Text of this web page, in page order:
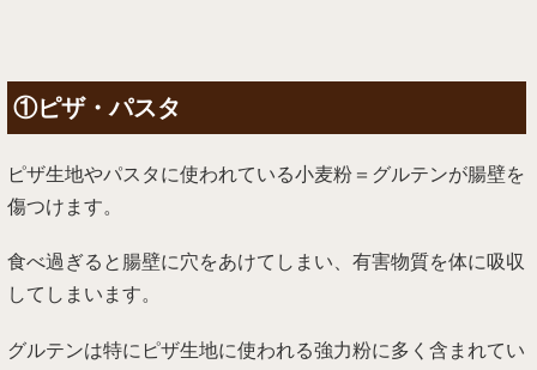
①ピザ・パスタ
ピザ生地やパスタに使われている小麦粉＝グルテンが腸壁を
傷つけます。
食べ過ぎると腸壁に穴をあけてしまい、有害物質を体に吸収
してしまいます。
グルテンは特にピザ生地に使われる強力粉に多く含まれてい